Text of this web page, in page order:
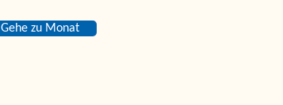
Gehe zu Monat